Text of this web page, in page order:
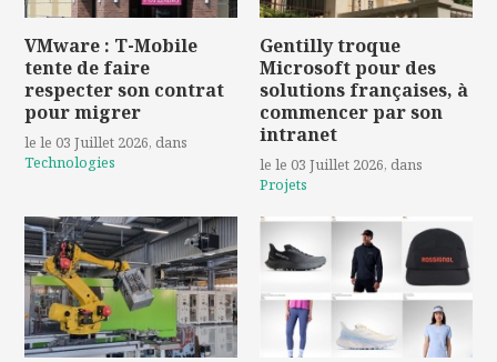
VMware : T-Mobile
tente de faire
respecter son contrat
pour migrer
le le 03 Juillet 2026, dans
Technologies
Gentilly troque
Microsoft pour des
solutions françaises, à
commencer par son
intranet
le le 03 Juillet 2026, dans
Projets